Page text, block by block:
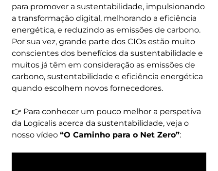
para promover a sustentabilidade, impulsionando
a transformação digital, melhorando a eficiência
energética, e reduzindo as emissões de carbono.
Por sua vez, grande parte dos CIOs estão muito
conscientes dos benefícios da sustentabilidade e
muitos já têm em consideração as emissões de
carbono, sustentabilidade e eficiência energética
quando escolhem novos fornecedores.
👉 Para conhecer um pouco melhor a perspetiva
da Logicalis acerca da sustentabilidade, veja o
nosso vídeo “O Caminho para o Net Zero”: